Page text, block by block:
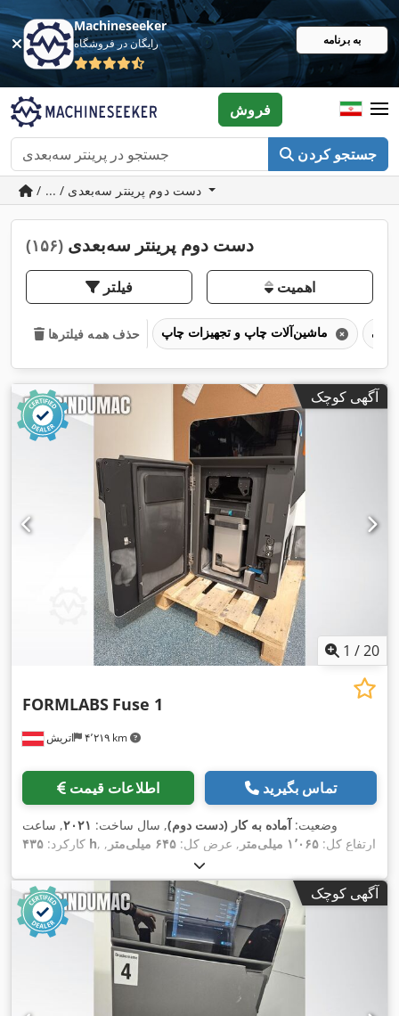
Machineseeker
رایگان در فروشگاه به برنامه
جستجو کردن
فروش
دست دوم پرینتر سه‌بعدی (۱۵۶)
فیلتر اهمیت
حذف همه فیلترها
آگهی کوچک
1 /20
اتریش ۴٬۲۱۹ km
FORMLABS Fuse 1
اطلاعات قیمت تماس بگیرید
وضعیت:آماده به کار (دست دوم), سال ساخت: ۲۰۲۱, ساعت
کارکرد: ۴۳۵ h , ارتفاع کل: ۱٬۰۶۵ میلی‌متر , عرض کل: ۶۴۵ میلی‌متر
,
۱۱۴ کیلوگرم
حداکثر طول محصول:۶۸۵ میلی‌متر , تعداد محور:۳ ,
آگهی کوچک